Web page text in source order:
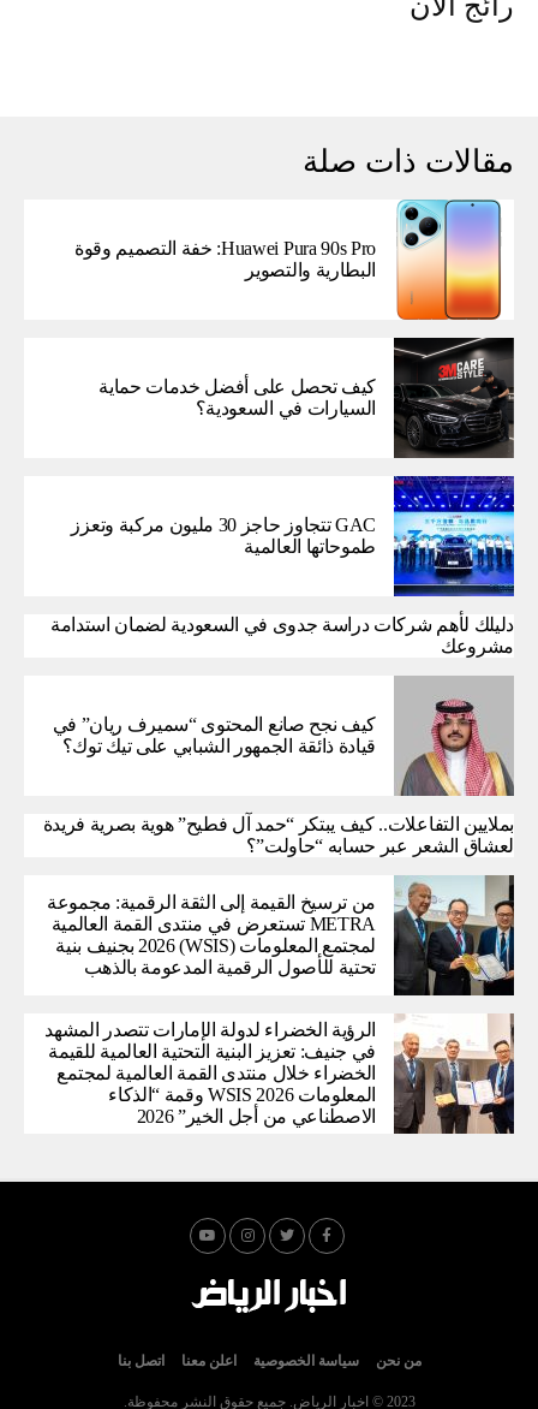
مقالات ذات صلة
Huawei Pura 90s Pro: خفة التصميم وقوة
البطارية والتصوير
كيف تحصل على أفضل خدمات حماية
السيارات في السعودية؟
GAC تتجاوز حاجز 30 مليون مركبة وتعزز
طموحاتها العالمية
دليلك لأهم شركات دراسة جدوى في السعودية لضمان استدامة
مشروعك
كيف نجح صانع المحتوى “سميرف ريان” في
قيادة ذائقة الجمهور الشبابي على تيك توك؟
بملايين التفاعلات.. كيف يبتكر “حمد آل فطيح” هوية بصرية فريدة
لعشاق الشعر عبر حسابه “حاولت”؟
من ترسيخ القيمة إلى الثقة الرقمية: مجموعة
METRA تستعرض في منتدى القمة العالمية
لمجتمع المعلومات (WSIS) 2026 بجنيف بنية
تحتية للأصول الرقمية المدعومة بالذهب
الرؤية الخضراء لدولة الإمارات تتصدر المشهد
في جنيف: تعزيز البنية التحتية العالمية للقيمة
الخضراء خلال منتدى القمة العالمية لمجتمع
المعلومات WSIS 2026 وقمة “الذكاء
الاصطناعي من أجل الخير” 2026
من نحن سياسة الخصوصية اعلن معنا اتصل بنا
2023 © اخبار الرياض. جميع حقوق النشر محفوظة.